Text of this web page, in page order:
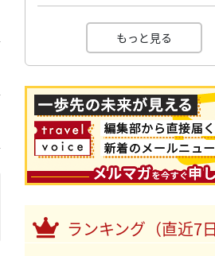
もっと見る
ランキング（直近7日